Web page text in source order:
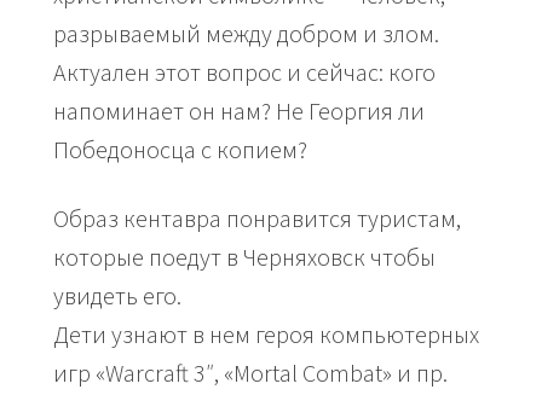
разрываемый между добром и злом.
Актуален этот вопрос и сейчас: кого
напоминает он нам? Не Георгия ли
Победоносца с копием?
Образ кентавра понравится туристам,
которые поедут в Черняховск чтобы
увидеть его.
Дети узнают в нем героя компьютерных
игр «Warcraft 3″, «Mortal Combat» и пр.